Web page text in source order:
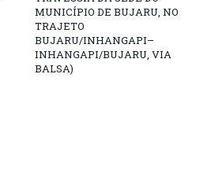
MUNICÍPIO DE BUJARU, NO
TRAJETO
BUJARU/INHANGAPI–
INHANGAPI/BUJARU, VIA
BALSA)